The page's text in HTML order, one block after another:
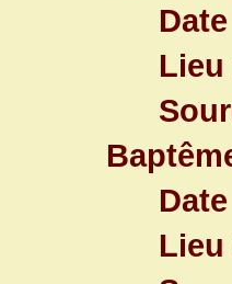
Date
Lieu
Date
Lieu